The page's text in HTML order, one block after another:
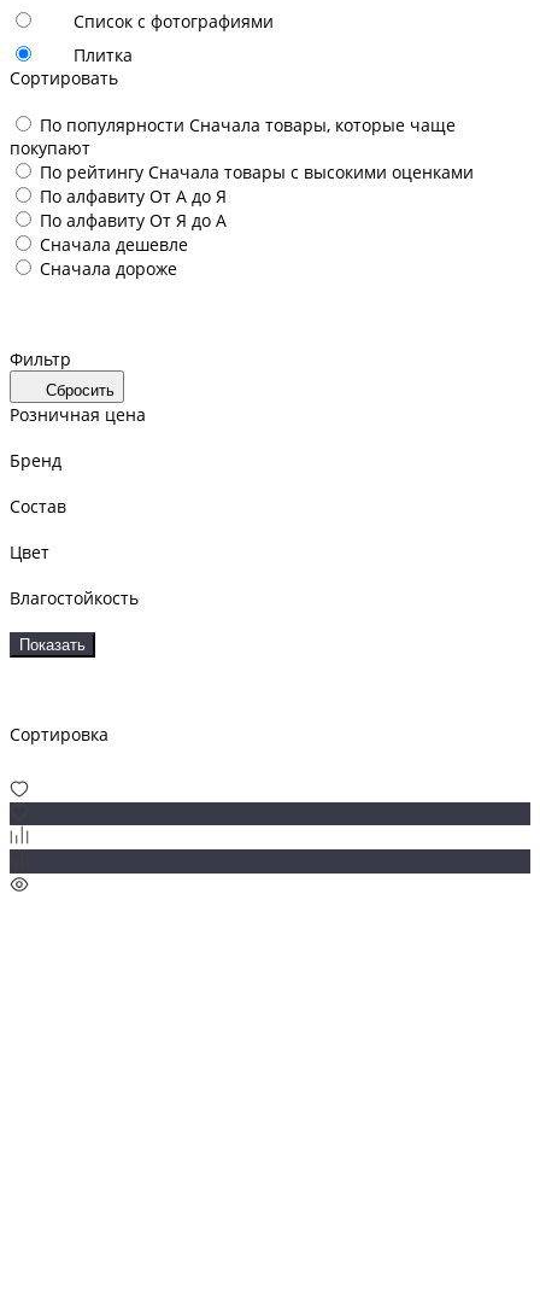
Список с фотографиями
Плитка
Сортировать
По популярности Сначала товары, которые чаще
покупают
По рейтингу Сначала товары с высокими оценками
По алфавиту От А до Я
По алфавиту От Я до А
Сначала дешевле
Сначала дороже
Фильтр
Сбросить
Розничная цена
Бренд
Состав
Цвет
Влагостойкость
Показать
Сортировка